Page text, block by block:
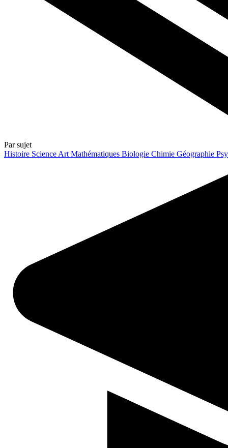
Par sujet
Histoire Science Art Mathématiques Biologie Chimie Géographie